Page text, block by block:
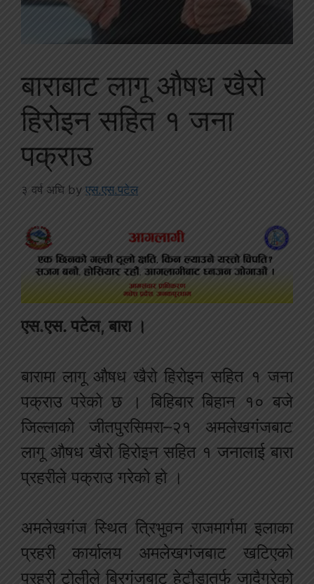
बाराबाट लागू औषध खैरो
हिरोइन सहित १ जना
पक्राउ
३ वर्ष अघि by एस.एस.पटेल
एस.एस. पटेल, बारा ।
बारामा लागू औषध खैरो हिरोइन सहित १ जना
पक्राउ परेको छ । बिहिबार बिहान १० बजे
जिल्लाको
जीतपुरसिमरा–२१ अमलेखगंजबाट
लागू औषध खैरो हिरोइन सहित १ जनालाई बारा
प्रहरीले पक्राउ गरेको हो ।
अमलेखगंज स्थित त्रिभुवन राजमार्गमा इलाका
प्रहरी
कार्यालय अमलेखगंजबाट
खटिएको
प्रहरी टोलीले बिरगंजबाट हेटौडातर्फ जादैगरेको